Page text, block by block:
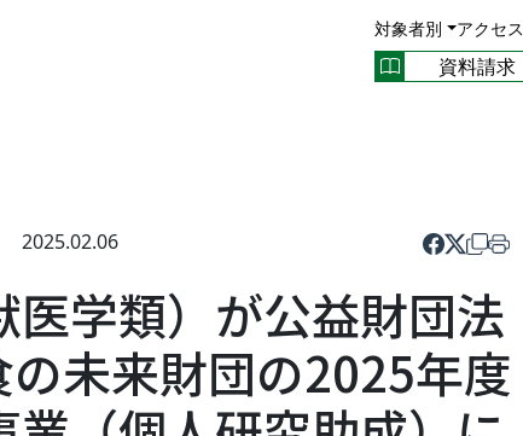
対象者別 アクセス
資料請求
2025.02.06
医学類）が公益財団法
未来財団の2025年度